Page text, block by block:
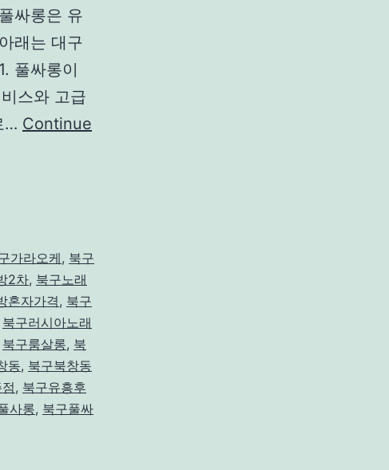
싸롱은 유
래는 대구
풀싸롱이
스와 고급
… Continue
가라오케, 북구
2차, 북구노래
혼자가격, 북구
북구러시아노래
북구룸살롱, 북
동, 북구북창동
, 북구유흥후
사롱, 북구풀싸